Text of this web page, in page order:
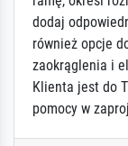
dodaj
również opcje
zaokrąglenia i
Klienta jest do
pomocy w